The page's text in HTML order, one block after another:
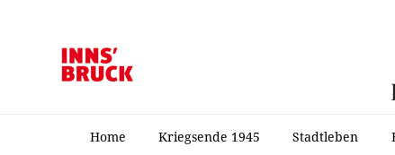
Home Kriegsende 1945 Stadtleben